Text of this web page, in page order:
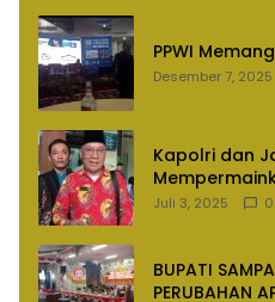
PPWI
Desember 7, 2025
Kapolri dan
Juli 3, 2025 0
BUPATI
PERUBAHAN